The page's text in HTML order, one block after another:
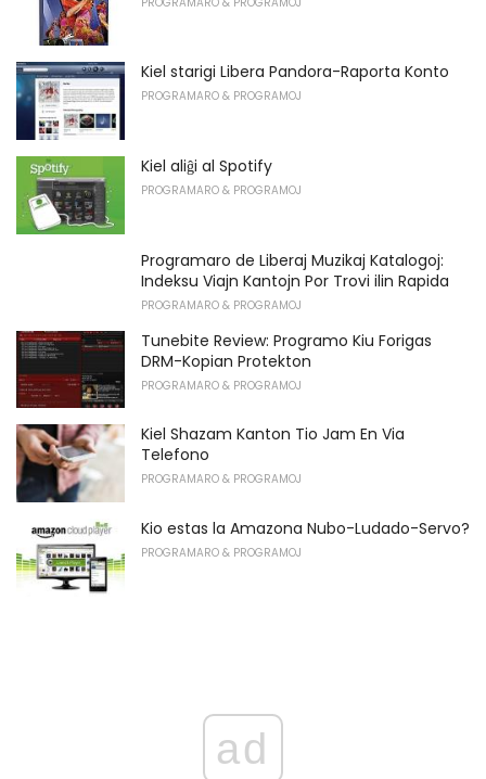
Kiel starigi Libera Pandora-Raporta Konto
PROGRAMARO & PROGRAMOJ
Kiel aliĝi al Spotify
PROGRAMARO & PROGRAMOJ
Programaro de Liberaj Muzikaj Katalogoj:
Indeksu Viajn Kantojn Por Trovi ilin Rapida
PROGRAMARO & PROGRAMOJ
Tunebite Review: Programo Kiu Forigas
DRM-Kopian Protekton
PROGRAMARO & PROGRAMOJ
Kiel Shazam Kanton Tio Jam En Via
Telefono
PROGRAMARO & PROGRAMOJ
Kio estas la Amazona Nubo-Ludado-Servo?
PROGRAMARO & PROGRAMOJ
ad